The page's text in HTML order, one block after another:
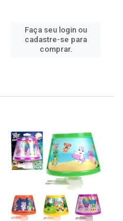
Faça seu login ou
cadastre-se para
comprar.